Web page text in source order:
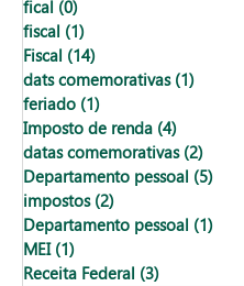
fical (0)
fiscal (1)
Fiscal (14)
dats comemorativas (1)
feriado (1)
Imposto de renda (4)
datas comemorativas (2)
Departamento pessoal (5)
impostos (2)
Departamento pessoal (1)
MEI (1)
Receita Federal (3)